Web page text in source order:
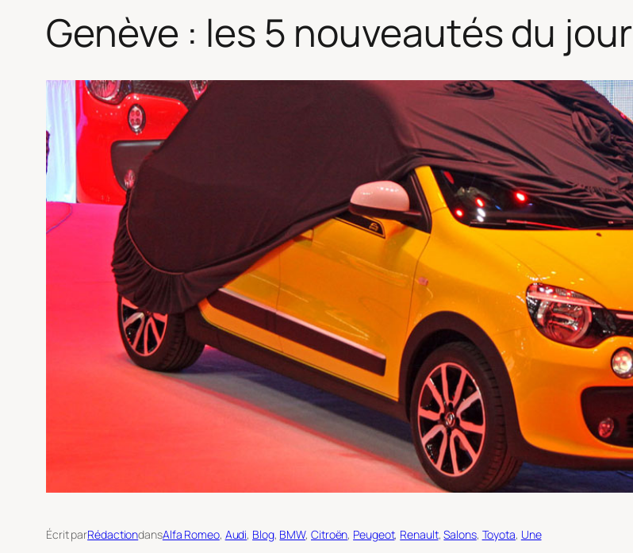
Genève : les 5 nouveautés du jour
Écrit parRédactiondansAlfa Romeo, Audi, Blog, BMW, Citroën, Peugeot, Renault, Salons, Toyota, Une